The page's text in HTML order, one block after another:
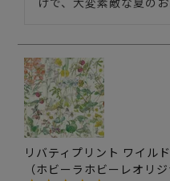
リバティプリント ワイル
（ホビーラホビーレオリ